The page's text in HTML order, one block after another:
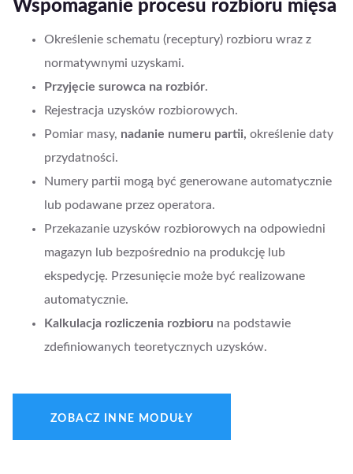
Wspomaganie procesu rozbioru mięsa
Określenie schematu (receptury) rozbioru wraz z
normatywnymi uzyskami.
Przyjęcie surowca na rozbiór.
Rejestracja uzysków rozbiorowych.
Pomiar masy, nadanie numeru partii, określenie daty
przydatności.
Numery partii mogą być generowane automatycznie
lub podawane przez operatora.
Przekazanie uzysków rozbiorowych na odpowiedni
magazyn lub bezpośrednio na produkcję lub
ekspedycję. Przesunięcie może być realizowane
automatycznie.
Kalkulacja rozliczenia rozbioru na podstawie
zdefiniowanych teoretycznych uzysków.
ZOBACZ INNE MODUŁY